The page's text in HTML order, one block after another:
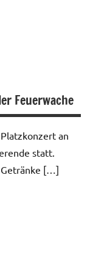
Feuerwache
an
statt.
Getränke […]